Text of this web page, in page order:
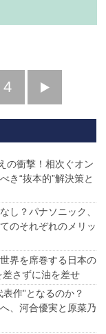
4
へ
の衝撃！相次ぐオン
き“抜本的”解決策と
し？パナソニック、
のそれぞれのメリッ
界を席巻する日本の
さずに油を差せ
作”となるのか？
、河合優実と原菜乃